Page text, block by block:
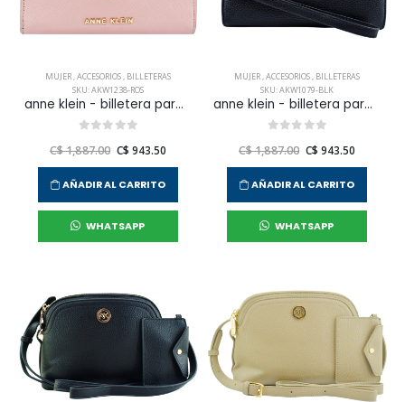
MUJER,ACCESORIOS, BILLETERAS
SKU: AKW1238-ROS
anne klein - billetera para mujer
C$ 1,887.00 C$ 943.50
AÑADIR AL CARRITO
WHATSAPP
MUJER,ACCESORIOS, BILLETERAS
SKU: AKW1079-BLK
anne klein - billetera para mujer
C$ 1,887.00 C$ 943.50
AÑADIR AL CARRITO
WHATSAPP